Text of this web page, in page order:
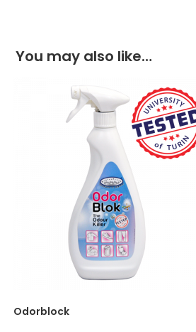
You may also like…
Odorblock